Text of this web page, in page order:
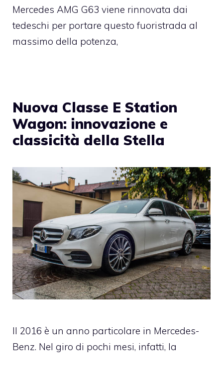
Mercedes AMG G63 viene rinnovata dai
tedeschi per portare questo fuoristrada al
massimo della potenza,
Nuova Classe E Station
Wagon: innovazione e
classicità della Stella
Il 2016 è un anno particolare in Mercedes-
Benz. Nel giro di pochi mesi, infatti, la